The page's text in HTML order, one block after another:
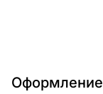
Оформление